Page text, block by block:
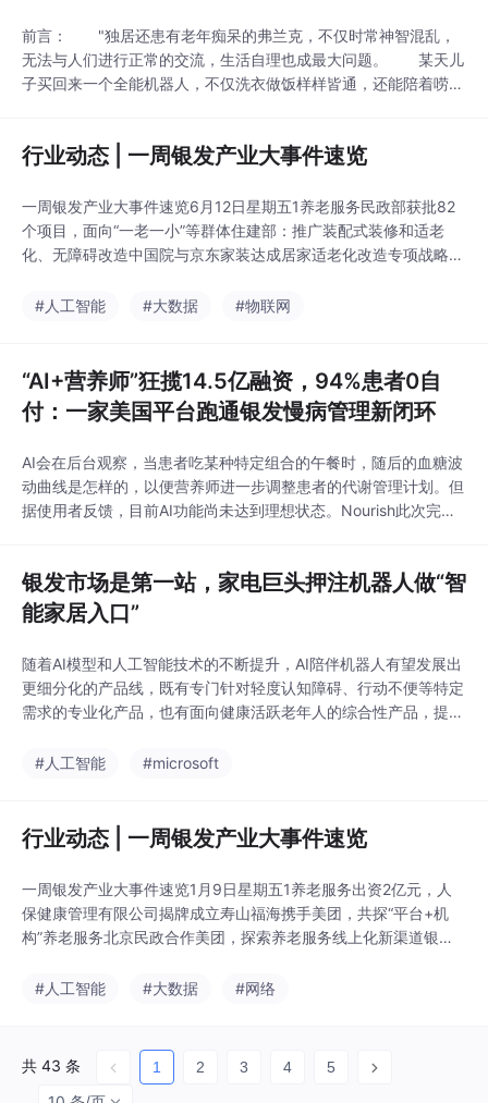
前言： "独居还患有老年痴呆的弗兰克，不仅时常神智混乱，
无法与人们进行正常的交流，生活自理也成最大问题。 某天儿
子买回来一个全能机器人，不仅洗衣做饭样样皆通，还能陪着唠嗑
部关于空巢老人与全能型机器人生活的电影——《机器人和弗兰
行业动态 | 一周银发产业大事件速览
一周银发产业大事件速览6月12日星期五1养老服务民政部获批82
个项目，面向“一老一小”等群体住建部：推广装配式装修和适老
化、无障碍改造中国院与京东家装达成居家适老化改造专项战略合
作民生银行，赋能区域银发经济发展杭州妙伴、绿城椿颐围绕养老
#人工智能 #大数据 #物联网
“AI+营养师”狂揽14.5亿融资，94%患者0自
付：一家美国平台跑通银发慢病管理新闭环
AI会在后台观察，当患者吃某种特定组合的午餐时，随后的血糖波
动曲线是怎样的，以便营养师进一步调整患者的代谢管理计划。但
据使用者反馈，目前AI功能尚未达到理想状态。Nourish此次完成
合作，在慢病管理领域更进一步。Nourish的商业成功说明：在老
龄化加剧、医疗成本高企的背景下，
银发市场是第一站，家电巨头押注机器人做“智
能家居入口”
随着AI模型和人工智能技术的不断提升，AI陪伴机器人有望发展出
更细分化的产品线，既有专门针对轻度认知障碍、行动不便等特定
需求的专业化产品，也有面向健康活跃老年人的综合性产品，提供
WAIC 2025等国际科技盛会上，这类陪伴型产品备受关注，吸引
#人工智能 #microsoft
行业动态 | 一周银发产业大事件速览
一周银发产业大事件速览1月9日星期五1养老服务出资2亿元，人
保健康管理有限公司揭牌成立寿山福海携手美团，共探“平台+机
构”养老服务北京民政合作美团，探索养老服务线上化新渠道银帆
能江西养老服务数字化管理远洋椿萱茂首个“公建民营”养老护理院
#人工智能 #大数据 #网络
共 43 条 1 2 3 4 5